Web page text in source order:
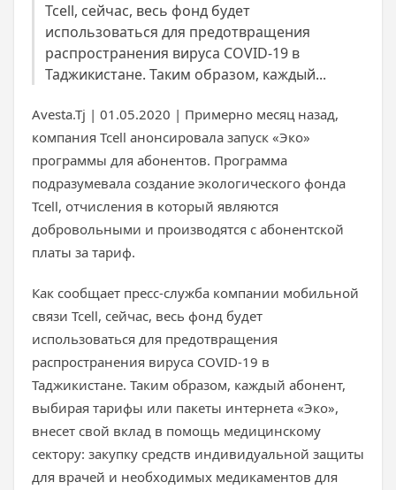
Tcell, сейчас, весь фонд будет
использоваться для предотвращения
распространения вируса COVID-19 в
Таджикистане. Таким образом, каждый...
Avesta.Tj | 01.05.2020 | Примерно месяц назад,
компания Tcell анонсировала запуск «Эко»
программы для абонентов. Программа
подразумевала создание экологического фонда
Tcell, отчисления в который являются
добровольными и производятся с абонентской
платы за тариф.
Как сообщает пресс-служба компании мобильной
связи Tcell, сейчас, весь фонд будет
использоваться для предотвращения
распространения вируса COVID-19 в
Таджикистане. Таким образом, каждый абонент,
выбирая тарифы или пакеты интернета «Эко»,
внесет свой вклад в помощь медицинскому
сектору: закупку средств индивидуальной защиты
для врачей и необходимых медикаментов для